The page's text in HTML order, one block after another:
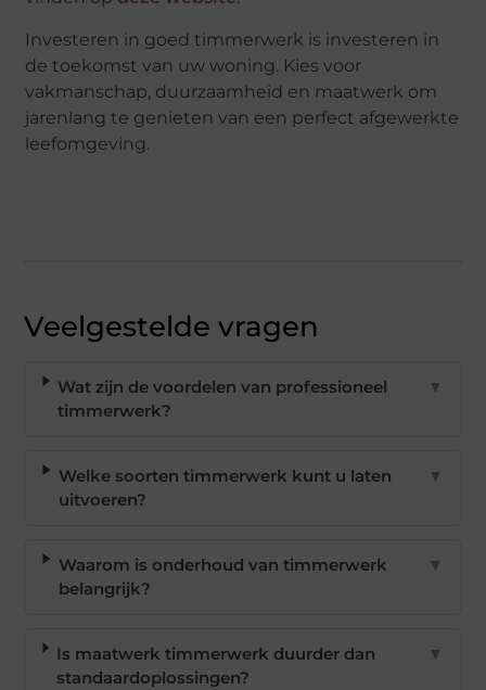
Investeren in goed timmerwerk is investeren in
de toekomst van uw woning. Kies voor
vakmanschap, duurzaamheid en maatwerk om
jarenlang te genieten van een perfect afgewerkte
leefomgeving.
Veelgestelde vragen
Wat zijn de voordelen van professioneel
timmerwerk?
▼
Welke soorten timmerwerk kunt u laten
uitvoeren?
▼
Waarom is onderhoud van timmerwerk
belangrijk?
▼
Is maatwerk timmerwerk duurder dan
standaardoplossingen?
▼